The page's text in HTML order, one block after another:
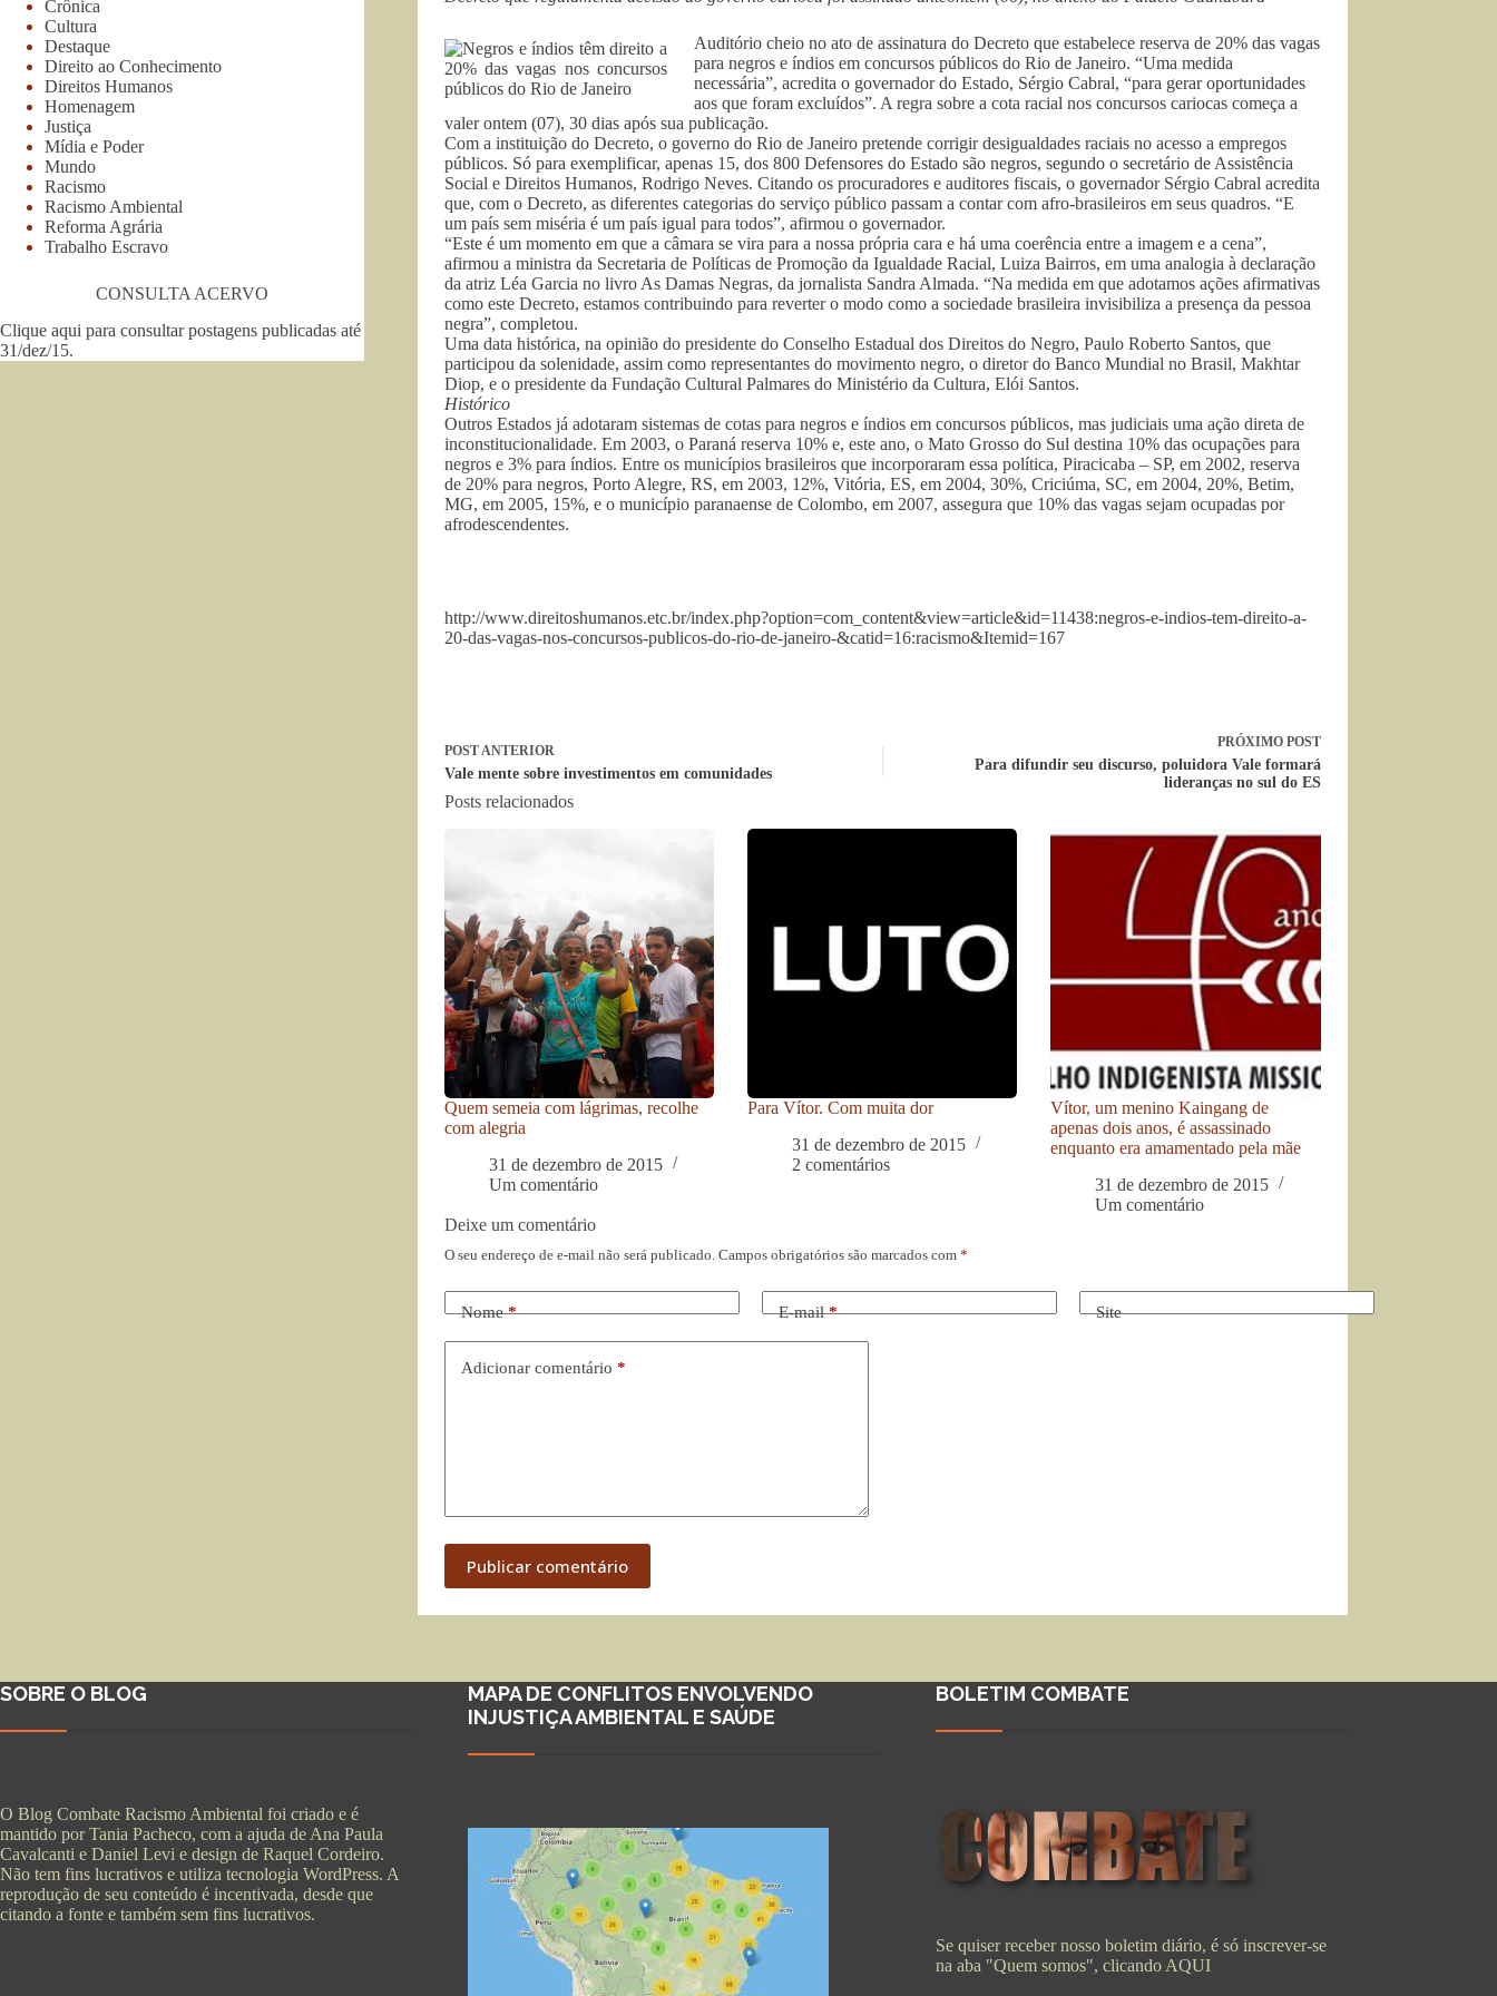
Auditório cheio no ato de assinatura do Decreto que estabelece reserva de 20% das vagas
para negros e índios em concursos públicos do Rio de Janeiro. “Uma medida
necessária”, acredita o governador do Estado, Sérgio Cabral, “para gerar oportunidades
aos que foram excluídos”. A regra sobre a cota racial nos concursos cariocas começa a
valer ontem (07), 30 dias após sua publicação.
Com a instituição do Decreto, o governo do Rio de Janeiro pretende corrigir desigualdades raciais no acesso a empregos
públicos. Só para exemplificar, apenas 15, dos 800 Defensores do Estado são negros, segundo o secretário de Assistência
Social e Direitos Humanos, Rodrigo Neves. Citando os procuradores e auditores fiscais, o governador Sérgio Cabral acredita
que, com o Decreto, as diferentes categorias do serviço público passam a contar com afro-brasileiros em seus quadros. “E
um país sem miséria é um país igual para todos”, afirmou o governador.
“Este é um momento em que a câmara se vira para a nossa própria cara e há uma coerência entre a imagem e a cena”,
afirmou a ministra da Secretaria de Políticas de Promoção da Igualdade Racial, Luiza Bairros, em uma analogia à declaração
da atriz Léa Garcia no livro As Damas Negras, da jornalista Sandra Almada. “Na medida em que adotamos ações afirmativas
como este Decreto, estamos contribuindo para reverter o modo como a sociedade brasileira invisibiliza a presença da pessoa
negra”, completou.
Uma data histórica, na opinião do presidente do Conselho Estadual dos Direitos do Negro, Paulo Roberto Santos, que
participou da solenidade, assim como representantes do movimento negro, o diretor do Banco Mundial no Brasil, Makhtar
Diop, e o presidente da Fundação Cultural Palmares do Ministério da Cultura, Elói Santos.
Histórico
Outros Estados já adotaram sistemas de cotas para negros e índios em concursos públicos, mas judiciais uma ação direta de
inconstitucionalidade. Em 2003, o Paraná reserva 10% e, este ano, o Mato Grosso do Sul destina 10% das ocupações para
negros e 3% para índios. Entre os municípios brasileiros que incorporaram essa política, Piracicaba – SP, em 2002, reserva
de 20% para negros, Porto Alegre, RS, em 2003, 12%, Vitória, ES, em 2004, 30%, Criciúma, SC, em 2004, 20%, Betim,
MG, em 2005, 15%, e o município paranaense de Colombo, em 2007, assegura que 10% das vagas sejam ocupadas por
afrodescendentes.
http://www.direitoshumanos.etc.br/index.php?option=com_content&view=article&id=11438:negros-e-indios-tem-direito-a-
20-das-vagas-nos-concursos-publicos-do-rio-de-janeiro-&catid=16:racismo&Itemid=167
POSTANTERIOR
Vale mente sobre investimentos em comunidades
PRÓXIMO POST
Para difundir seu discurso, poluidora Vale formará
lideranças no sul do ES
Posts relacionados
Quem semeia com lágrimas, recolhe
com alegria
31 de dezembro de 2015
Um comentário
Para Vítor. Com muita dor
31 de dezembro de 2015
2 comentários
Vítor, um menino Kaingang de
apenas dois anos, é assassinado
enquanto era amamentado pela mãe
31 de dezembro de 2015
Um comentário
Deixe um comentário
O seu endereço de e-mail não será publicado. Campos obrigatórios são marcados com *
Nome* E-mail* Site
Adicionar comentário *
Publicar comentário
Crônica
Cultura
Destaque
Direito ao Conhecimento
Direitos Humanos
Homenagem
Justiça
Mídia e Poder
Mundo
Racismo
Racismo Ambiental
Reforma Agrária
Trabalho Escravo
CONSULTA ACERVO
Clique aqui para consultar postagens publicadas até
31/dez/15.
SOBRE O BLOG
O Blog Combate Racismo Ambiental foi criado e é
mantido por Tania Pacheco, com a ajuda de Ana Paula
Cavalcanti e Daniel Levi e design de Raquel Cordeiro.
Não tem fins lucrativos e utiliza tecnologia WordPress. A
reprodução de seu conteúdo é incentivada, desde que
citando a fonte e também sem fins lucrativos.
MAPA DE CONFLITOS ENVOLVENDO
INJUSTIÇA AMBIENTAL E SAÚDE
BOLETIM COMBATE
Se quiser receber nosso boletim diário, é só inscrever-se
na aba "Quem somos", clicando AQUI